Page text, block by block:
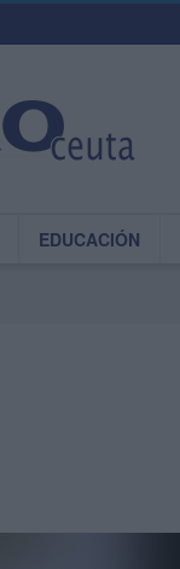
EDUCACIÓN